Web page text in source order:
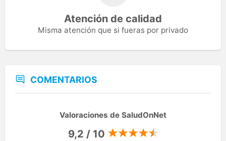
Atención de calidad
Misma atención que si fueras por privado
COMENTARIOS
Valoraciones de SaludOnNet
9,2 / 10